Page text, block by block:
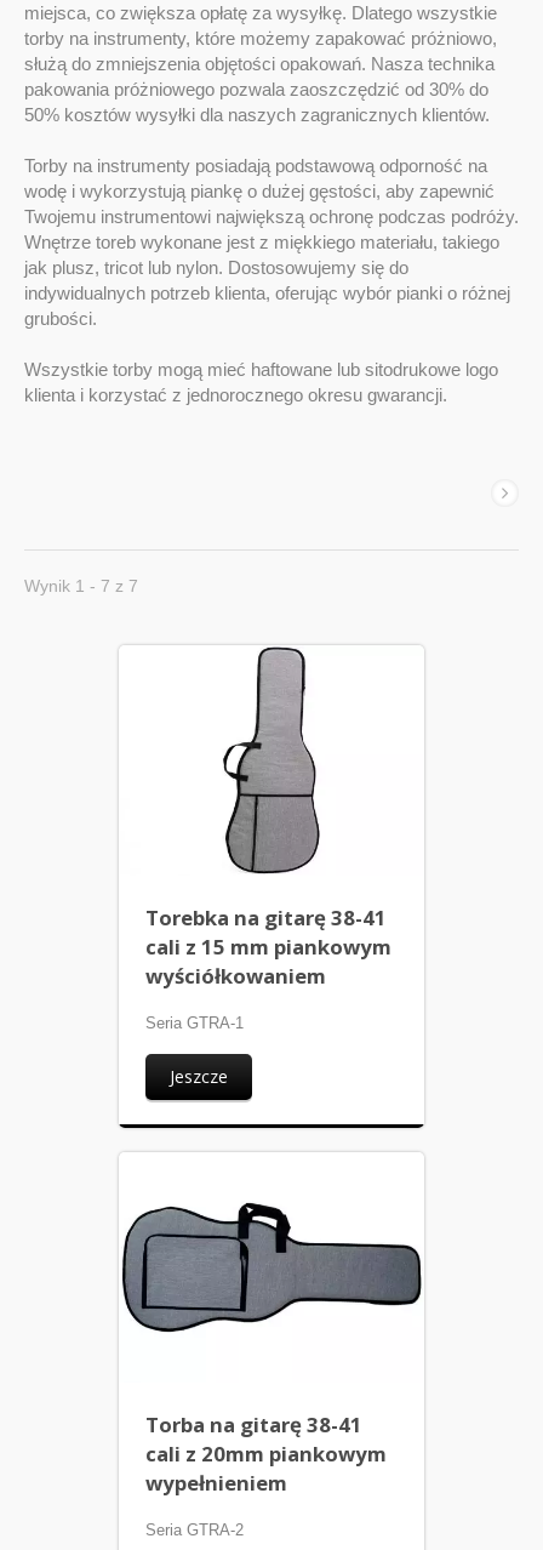
miejsca, co zwiększa opłatę za wysyłkę. Dlatego wszystkie
torby na instrumenty, które możemy zapakować próżniowo,
służą do zmniejszenia objętości opakowań. Nasza technika
pakowania próżniowego pozwala zaoszczędzić od 30% do
50% kosztów wysyłki dla naszych zagranicznych klientów.
Torby na instrumenty posiadają podstawową odporność na
wodę i wykorzystują piankę o dużej gęstości, aby zapewnić
Twojemu instrumentowi największą ochronę podczas podróży.
Wnętrze toreb wykonane jest z miękkiego materiału, takiego
jak plusz, tricot lub nylon. Dostosowujemy się do
indywidualnych potrzeb klienta, oferując wybór pianki o różnej
grubości.
Wszystkie torby mogą mieć haftowane lub sitodrukowe logo
klienta i korzystać z jednorocznego okresu gwarancji.
Wynik 1 - 7 z 7
Torebka na gitarę 38-41
cali z 15 mm piankowym
wyściółkowaniem
Seria GTRA-1
Jeszcze
Torba na gitarę 38-41
cali z 20mm piankowym
wypełnieniem
Seria GTRA-2